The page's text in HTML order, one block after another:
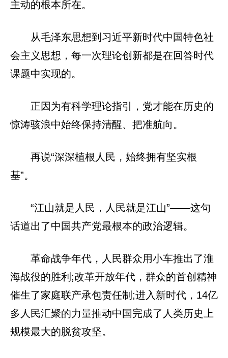
主动的根本所在。
从毛泽东思想到习近平新时代中国特色社
会主义思想，每一次理论创新都是在回答时代
课题中实现的。
正因为有科学理论指引，党才能在历史的
惊涛骇浪中始终保持清醒、把准航向。
再说“深深植根人民，始终拥有坚实根
基”。
“江山就是人民，人民就是江山”——这句
话道出了中国共产党最根本的政治逻辑。
革命战争年代，人民群众用小车推出了淮
海战役的胜利;改革开放年代，群众的首创精神
催生了家庭联产承包责任制;进入新时代，14亿
多人民汇聚的力量推动中国完成了人类历史上
规模最大的脱贫攻坚。